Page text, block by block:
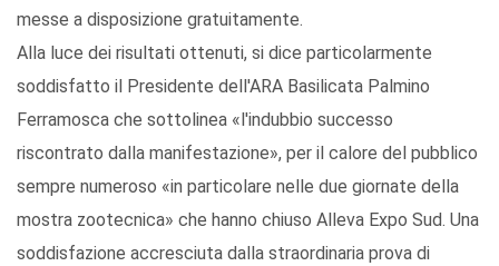
messe a disposizione gratuitamente.
Alla luce dei risultati ottenuti, si dice particolarmente
soddisfatto il Presidente dell'ARA Basilicata Palmino
Ferramosca che sottolinea «l'indubbio successo
riscontrato dalla manifestazione», per il calore del pubblico
sempre numeroso «in particolare nelle due giornate della
mostra zootecnica» che hanno chiuso Alleva Expo Sud. Una
soddisfazione accresciuta dalla straordinaria prova di